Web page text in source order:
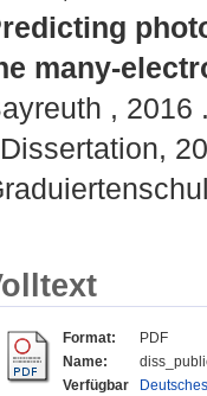
many-
, 2016
Format:
PDF
Name:
Verfügbar